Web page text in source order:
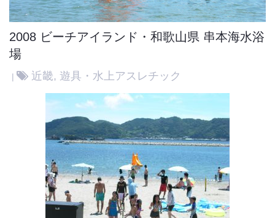
2008 ビーチアイランド・和歌山県 串本海水浴
場
近畿, 遊具・水上アスレチック